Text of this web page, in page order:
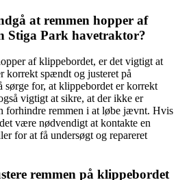
at remmen hopper af
Stiga Park havetraktor?
af klippebordet, er det vigtigt at
korrekt spændt og justeret på
sørge for, at klippebordet er korrekt
vigtigt at sikre, at der ikke er
forhindre remmen i at løbe jævnt. Hvis
være nødvendigt at kontakte en
for at få undersøgt og repareret
remmen på klippebordet